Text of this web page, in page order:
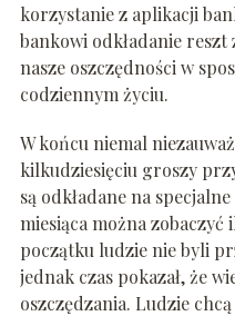
korzystanie z aplikacji
bankowi odkładanie reszt
nasze oszczędności w
codziennym życiu.
W końcu niemal
kilkudziesięciu groszy
są odkładane na
miesiąca można zobaczyć
początku ludzie nie byli
jednak czas pokazał, że
oszczędzania. Ludzie